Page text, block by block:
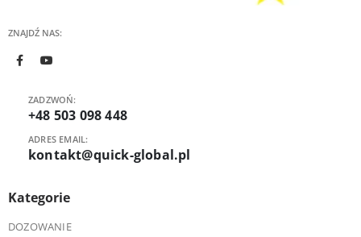
ZNAJDŹ NAS:
ZADZWOŃ:
+48 503 098 448
ADRES EMAIL:
kontakt@quick-global.pl
Kategorie
DOZOWANIE